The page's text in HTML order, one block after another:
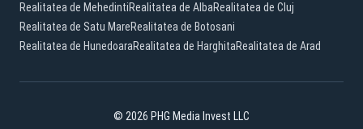
Realitatea de MehedintiRealitatea de AlbaRealitatea de Cluj
Realitatea de Satu MareRealitatea de Botosani
Realitatea de HunedoaraRealitatea de HarghitaRealitatea de Arad
© 2026 PHG Media Invest LLC